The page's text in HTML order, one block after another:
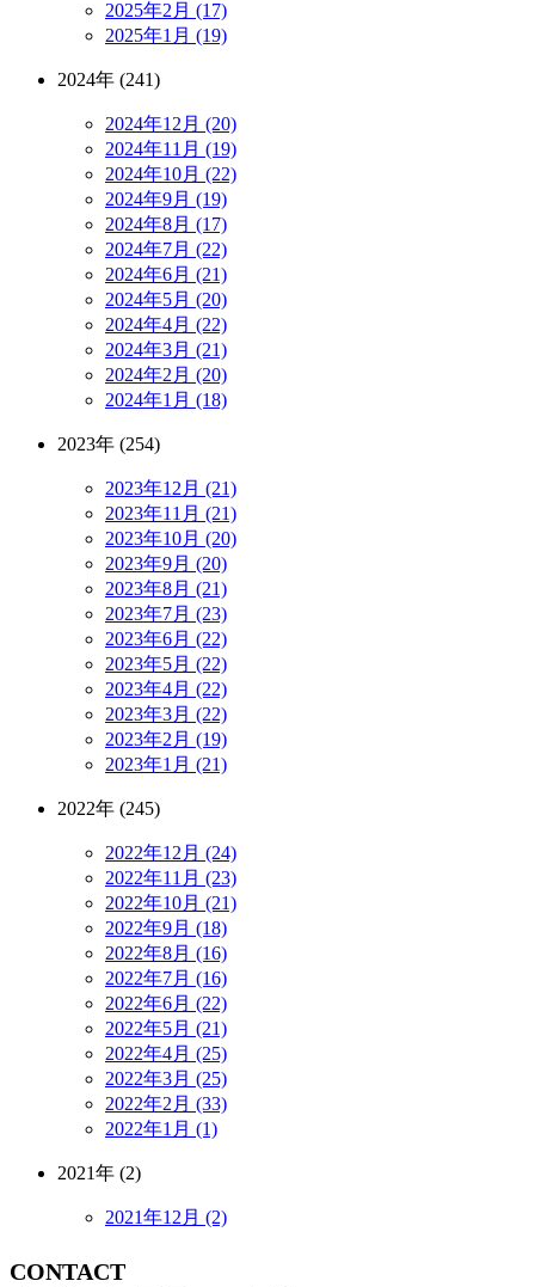
2025年2月 (17)
2025年1月 (19)
2024年 (241)
2024年12月 (20)
2024年11月 (19)
2024年10月 (22)
2024年9月 (19)
2024年8月 (17)
2024年7月 (22)
2024年6月 (21)
2024年5月 (20)
2024年4月 (22)
2024年3月 (21)
2024年2月 (20)
2024年1月 (18)
2023年 (254)
2023年12月 (21)
2023年11月 (21)
2023年10月 (20)
2023年9月 (20)
2023年8月 (21)
2023年7月 (23)
2023年6月 (22)
2023年5月 (22)
2023年4月 (22)
2023年3月 (22)
2023年2月 (19)
2023年1月 (21)
2022年 (245)
2022年12月 (24)
2022年11月 (23)
2022年10月 (21)
2022年9月 (18)
2022年8月 (16)
2022年7月 (16)
2022年6月 (22)
2022年5月 (21)
2022年4月 (25)
2022年3月 (25)
2022年2月 (33)
2022年1月 (1)
2021年 (2)
2021年12月 (2)
CONTACT